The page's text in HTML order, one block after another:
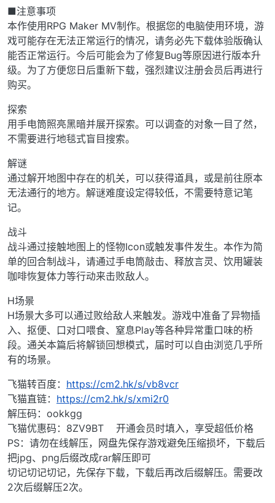
■注意事项
本作使用RPG Maker MV制作。根据您的电脑使用环境，游
戏可能存在无法正常运行的情况，请务必先下载体验版确认
能否正常运行。今后可能会为了修复Bug等原因进行版本升
级。为了方便您日后重新下载，强烈建议注册会员后再进行
购买。
探索
用手电筒照亮黑暗并展开探索。可以调查的对象一目了然，
不需要进行地毯式盲目搜索。
解谜
通过解开地图中存在的机关，可以获得道具，或是前往原本
无法通行的地方。解谜难度设定得较低，不需要特意记笔
记。
战斗
战斗通过接触地图上的怪物Icon或触发事件发生。本作为简
单的回合制战斗，请通过手电筒敲击、释放言灵、饮用罐装
咖啡恢复体力等行动来击败敌人。
H场景
H场景大多可以通过败给敌人来触发。游戏中准备了异物插
入、抠便、口对口喂食、窒息Play等各种异常重口味的桥
段。通关本篇后将解锁回想模式，届时可以自由浏览几乎所
有的场景。
飞猫转百度： https://cm2.hk/s/vb8vcr
飞猫直链： https://cm2.hk/s/xmi2r0
解压码：ookkgg
飞猫优惠码：8ZV9BT 开通会员时填入，享受超低价格
PS：请勿在线解压，网盘先保存游戏避免压缩损坏，下载后
把jpg、png后缀改成rar解压即可
切记切记切记，先保存下载，下载后再改后缀解压。需要改
2次后缀解压2次。